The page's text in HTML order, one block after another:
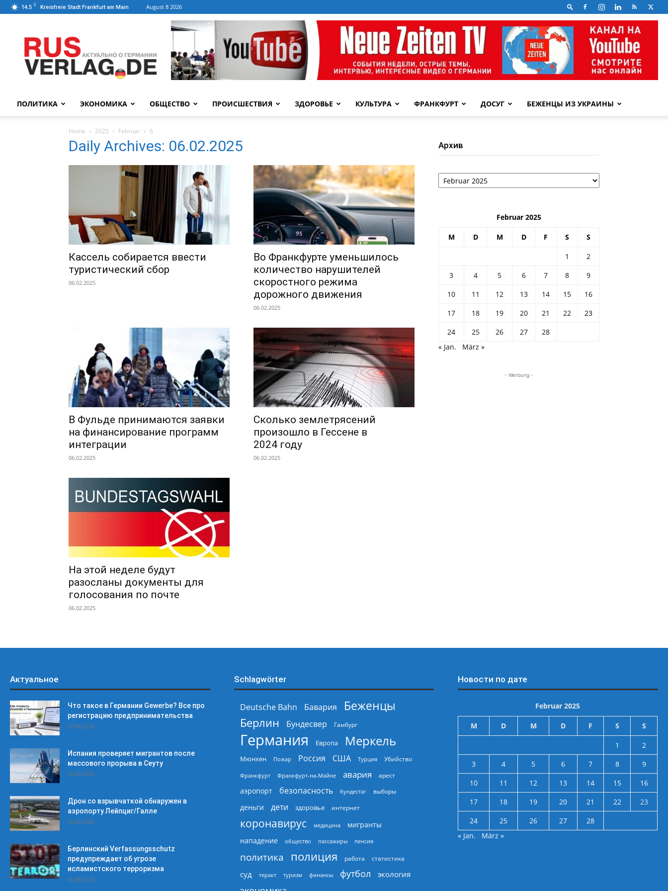
14.5 C Kreisfreie Stadt Frankfurt am Main August 8 2026
ПОЛИТИКА ЭКОНОМИКА ОБЩЕСТВО ПРОИСШЕСТВИЯ ЗДОРОВЬЕ КУЛЬТУРА ФРАНКФУРТ ДОСУГ БЕЖЕНЦЫ ИЗ УКРАИНЫ
Home 2025 Februar 6
Daily Archives: 06.02.2025
Кассель собирается ввести
туристический сбор
06.02.2025
Во Франкфурте уменьшилось
количество нарушителей
скоростного режима
дорожного движения
06.02.2025
В Фульде принимаются заявки
на финансирование программ
интеграции
06.02.2025
Сколько землетрясений
произошло в Гессене в
2024 году
06.02.2025
На этой неделе будут
разосланы документы для
голосования по почте
06.02.2025
Архив
Архив
Februar 2025
M D M D F S S
1
2
3
4 5 6 7 8
9
10
11 12 13 14 15
16
17
18 19 20 21 22
23
24
25 26 27
28
« Jan.
März »
- Werbung -
Актуальное
Что такое в Германии Gewerbe? Все про
регистрацию предпринимательства
07.08.2026
Испания проверяет мигрантов после
массового прорыва в Сеуту
06.08.2026
Дрон со взрывчаткой обнаружен в
аэропорту Лейпциг/Галле
06.08.2026
Берлинский Verfassungsschutz
предупреждает об угрозе
исламистского терроризма
06.08.2026
Schlagwörter
Deutsche Bahn Бавария
Беженцы
Берлин
Бундесвер Гамбург
Германия Европа Меркель
Мюнхен Пожар Россия США Турция Убийство
Франкфурт Франкфурт-на-Майне авария арест
аэропорт безопасность бундестаг выборы
деньги дети здоровье интернет
коронавирус медицина
мигранты
нападение
общество пассажиры пенсия
политика полиция работа статистика
суд теракт туризм финансы футбол экология
Новости по дате
Februar 2025
M D M D F S S
1
2
3
4 5 6 7 8
9
10
11 12 13 14 15
16
17
18 19 20 21 22
23
24
25 26 27
28
« Jan.
März »